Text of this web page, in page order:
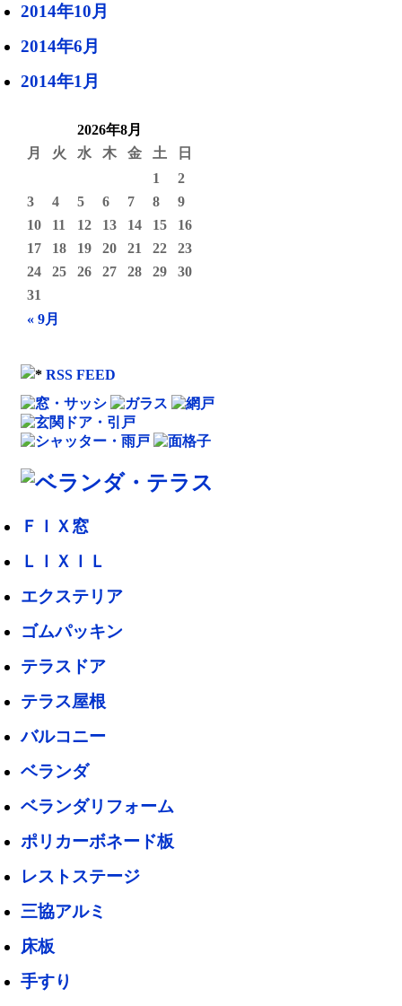
2014年10月
2014年6月
2014年1月
2026年8月
月
火 水 木 金 土 日
« 9月
1
2
3
4 5 6 7 8
9
10
11 12 13 14 15
16
17
18 19 20 21 22
23
24
25 26 27 28 29
30
31
RSS FEED
ＦＩＸ窓
ＬＩＸＩＬ
エクステリア
ゴムパッキン
テラスドア
テラス屋根
バルコニー
ベランダ
ベランダリフォーム
ポリカーボネード板
レストステージ
三協アルミ
床板
手すり